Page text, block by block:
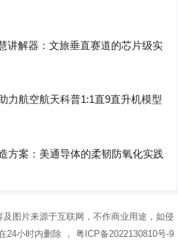
讲解器：文旅垂直赛道的芯片级实
力航空航天科普1:1直9直升机模型
方案：美通导体的柔韧防氧化实践
及图片来源于互联网，不作商业用途，如侵
24小时内删除 ，粤ICP备2022130810号-9